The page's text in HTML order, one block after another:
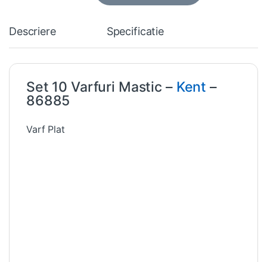
Descriere Specificatie
Set 10 Varfuri Mastic – Kent –
86885
Varf Plat